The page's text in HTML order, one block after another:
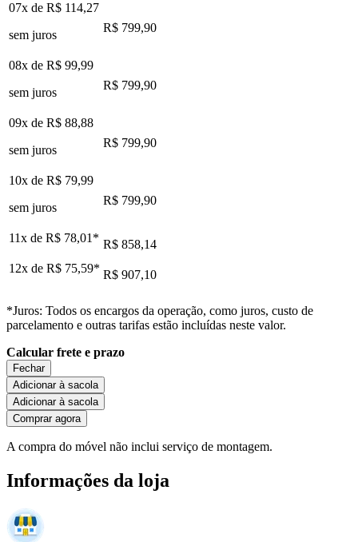
07x de R$ 114,27
sem juros
R$ 799,90
08x de R$ 99,99
sem juros
R$ 799,90
09x de R$ 88,88
sem juros
R$ 799,90
10x de R$ 79,99
sem juros
R$ 799,90
11x de R$ 78,01* R$ 858,14
12x de R$ 75,59* R$ 907,10
*Juros: Todos os encargos da operação, como juros, custo de
parcelamento e outras tarifas estão incluídas neste valor.
Calcular frete e prazo
Fechar
Adicionar à sacola
Adicionar à sacola
Comprar agora
A compra do móvel não inclui serviço de montagem.
Informações da loja